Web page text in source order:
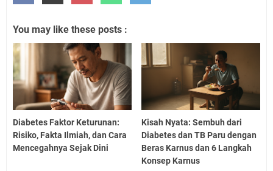
You may like these posts :
Diabetes Faktor Keturunan:
Risiko, Fakta Ilmiah, dan Cara
Mencegahnya Sejak Dini
Kisah Nyata: Sembuh dari
Diabetes dan TB Paru dengan
Beras Karnus dan 6 Langkah
Konsep Karnus